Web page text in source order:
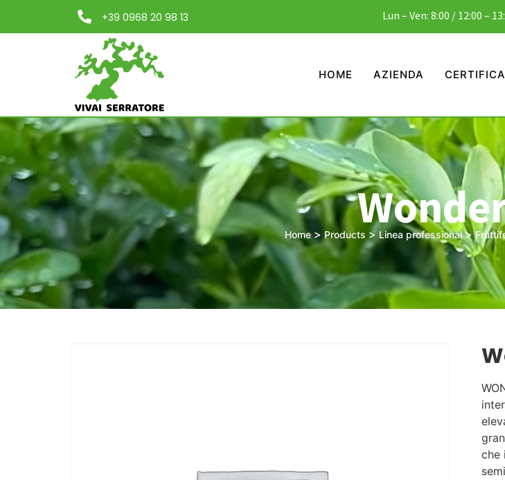
+39 0968 20 98 13 Lun – Ven: 8:00 / 12:00 –
HOME AZIENDA
Home> Products >Linea professional>
che